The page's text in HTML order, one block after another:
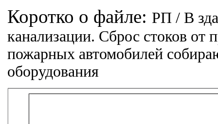
Коротко о файле: РП / В
канализации. Сброс стоков
пожарных автомобилей
оборудования